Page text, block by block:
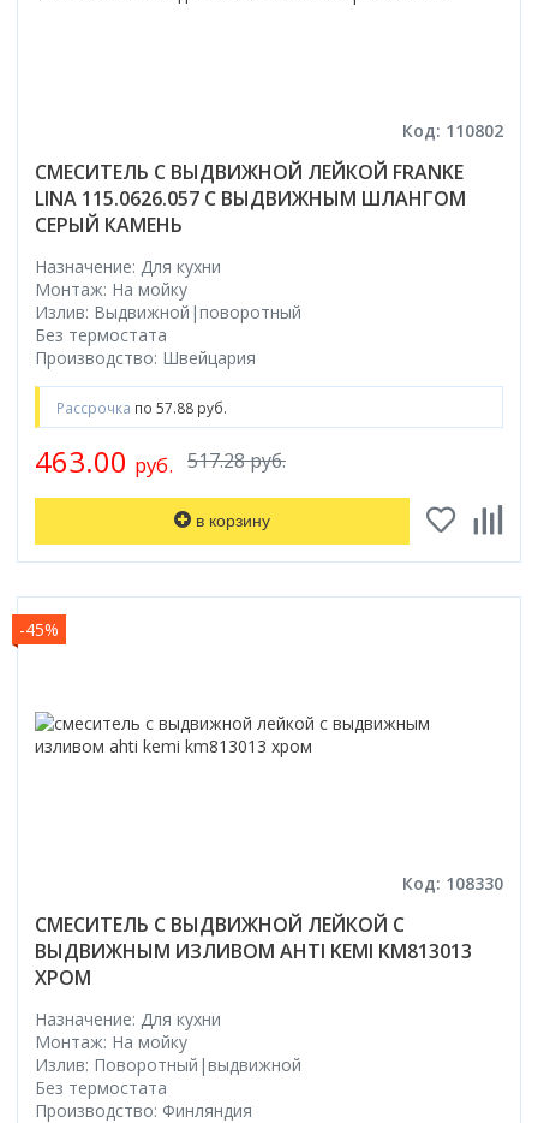
Код: 110802
СМЕСИТЕЛЬ С ВЫДВИЖНОЙ ЛЕЙКОЙ FRANKE
LINA 115.0626.057 С ВЫДВИЖНЫМ ШЛАНГОМ
СЕРЫЙ КАМЕНЬ
Назначение: Для кухни
Монтаж: На мойку
Излив: Выдвижной|поворотный
Без термостата
Производство: Швейцария
Рассрочка по 57.88 руб.
517.28 руб.
463.00 руб.
в корзину
-45%
Код: 108330
СМЕСИТЕЛЬ С ВЫДВИЖНОЙ ЛЕЙКОЙ С
ВЫДВИЖНЫМ ИЗЛИВОМ AHTI KEMI KM813013
ХРОМ
Назначение: Для кухни
Монтаж: На мойку
Излив: Поворотный|выдвижной
Без термостата
Производство: Финляндия